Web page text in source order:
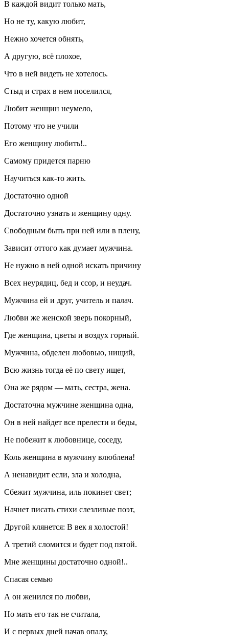
В каждой видит только мать,
Но не ту, какую любит,
Нежно хочется обнять,
А другую, всё плохое,
Что в ней видеть не хотелось.
Стыд и страх в нем поселился,
Любит женщин неумело,
Потому что не учили
Его женщину любить!..
Самому придется парню
Научиться как-то жить.
Достаточно одной
Достаточно узнать и женщину одну.
Свободным быть при ней или в плену,
Зависит оттого как думает мужчина.
Не нужно в ней одной искать причину
Всех неурядиц, бед и ссор, и неудач.
Мужчина ей и друг, учитель и палач.
Любви же женской зверь покорный,
Где женщина, цветы и воздух горный.
Мужчина, обделен любовью, нищий,
Всю жизнь тогда её по свету ищет,
Она же рядом — мать, сестра, жена.
Достаточна мужчине женщина одна,
Он в ней найдет все прелести и беды,
Не побежит к любовнице, соседу,
Коль женщина в мужчину влюблена!
А ненавидит если, зла и холодна,
Сбежит мужчина, иль покинет свет;
Начнет писать стихи слезливые поэт,
Другой клянется: В век я холостой!
А третий сломится и будет под пятой.
Мне женщины достаточно одной!..
Спасая семью
А он женился по любви,
Но мать его так не считала,
И с первых дней начав опалу,